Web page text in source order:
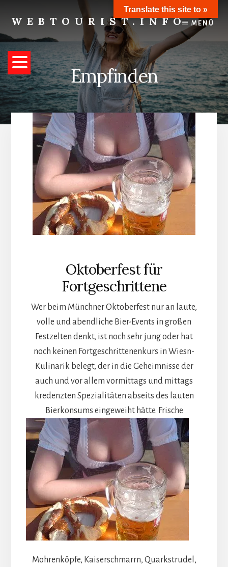
content
WEBTOURIST.INFO
Reisen
MENÜ
Empfinden
Oktoberfest für
Fortgeschrittene
Wer beim Münchner Oktoberfest nur an laute,
volle und abendliche Bier-Events in großen
Festzelten denkt, ist noch sehr jung oder hat
noch keinen Fortgeschrittenenkurs in Wiesn-
Kulinarik belegt, der in die Geheimnisse der
auch und vor allem vormittags und mittags
kredenzten Spezialitäten abseits des lauten
Bierkonsums eingeweiht hätte. Frische
Mohrenköpfe, Kaiserschmarrn, Quarkstrudel,
Translate this site to »